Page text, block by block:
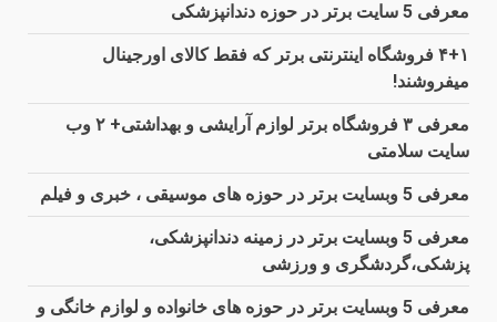
معرفی 5 سایت برتر در حوزه دندانپزشکی
۴+۱ فروشگاه اینترنتی برتر که فقط کالای اورجینال
میفروشند!
معرفی ۳ فروشگاه برتر لوازم آرایشی و بهداشتی+ ۲ وب
سایت سلامتی
معرفی 5 وبسایت برتر در حوزه های موسیقی ، خبری و فیلم
معرفی 5 وبسایت برتر در زمینه دندانپزشکی،
پزشکی،گردشگری و ورزشی
معرفی 5 وبسایت برتر در حوزه های خانواده و لوازم خانگی و